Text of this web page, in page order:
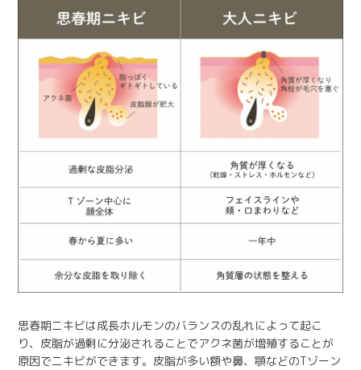
思春期ニキビは成長ホルモンのバランスの乱れによって起こ
り、皮脂が過剰に分泌されることでアクネ菌が増殖することが
原因でニキビができます。皮脂が多い額や鼻、顎などのTゾーン